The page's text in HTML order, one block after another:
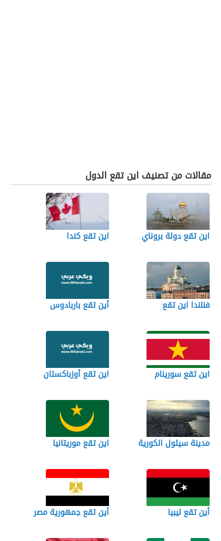
مقالات من تصنيف اين تقع الدول
اين تقع دولة بروناي اين تقع كندا
فنلندا اين تقع أين تقع باربادوس
اين تقع سورينام اين تقع أوزباكستان
مدينة سيئول الكورية اين تقع موريتانيا
أين تقع ليبيا أين تقع جمهورية مصر